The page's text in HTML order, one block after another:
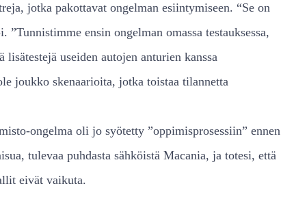
jotka pakottavat ongelman esiintymiseen. “Se on
”Tunnistimme ensin ongelman omassa testauksessa,
useiden autojen anturien kanssa
joukko skenaarioita, jotka toistaa tilannetta
ongelma oli jo syötetty ”oppimisprosessiin” ennen
tulevaa puhdasta sähköistä Macania, ja totesi, että
eivät vaikuta.